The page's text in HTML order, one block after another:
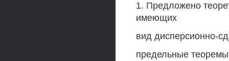
1. Предложено
имеющих
вид дисперсионно-
предельные